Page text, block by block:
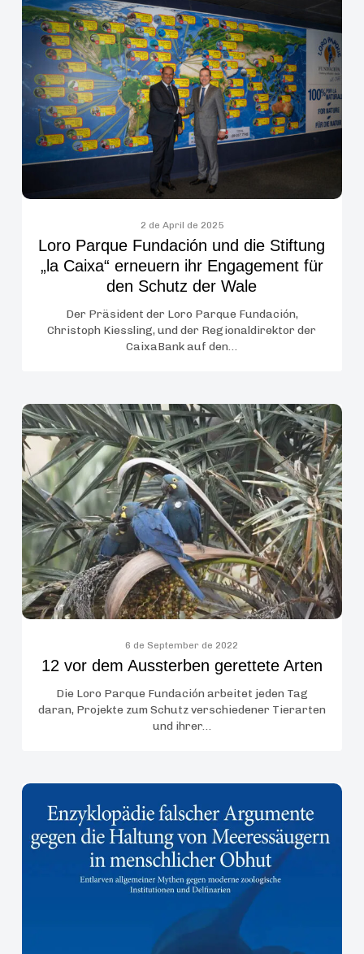
Parque
Fundación
und
die
Stiftung
„la
Caixa“
erneuern
ihr
Engagement
für
den
Schutz
der
Wale
2 de April de 2025
Loro Parque Fundación und die Stiftung
„la Caixa“ erneuern ihr Engagement für
den Schutz der Wale
Der Präsident der Loro Parque Fundación,
Christoph Kiessling, und der Regionaldirektor der
CaixaBank auf den…
12
vor
dem
Aussterben
gerettete
Arten
6 de September de 2022
12 vor dem Aussterben gerettete Arten
Die Loro Parque Fundación arbeitet jeden Tag
daran, Projekte zum Schutz verschiedener Tierarten
und ihrer…
vs.
Fakt